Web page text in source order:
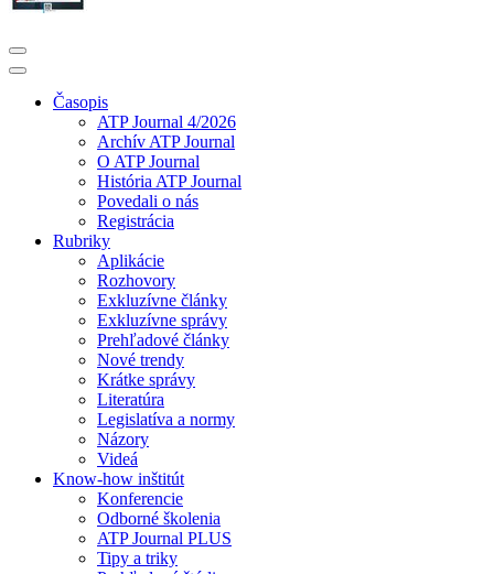
Časopis
ATP Journal 4/2026
Archív ATP Journal
O ATP Journal
História ATP Journal
Povedali o nás
Registrácia
Rubriky
Aplikácie
Rozhovory
Exkluzívne články
Exkluzívne správy
Prehľadové články
Nové trendy
Krátke správy
Literatúra
Legislatíva a normy
Názory
Videá
Know-how inštitút
Konferencie
Odborné školenia
ATP Journal PLUS
Tipy a triky